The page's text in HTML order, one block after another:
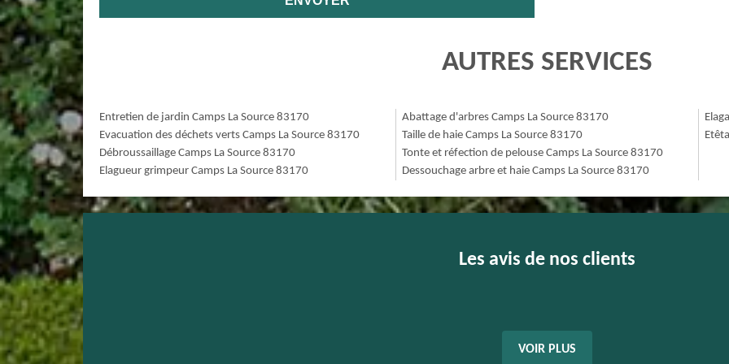
AUTRES SERVICES
Entretien de jardin Camps La Source 83170
Evacuation des déchets verts Camps La Source 83170
Débroussaillage Camps La Source 83170
Elagueur grimpeur Camps La Source 83170
Abattage d'arbres Camps La Source 83170
Taille de haie Camps La Source 83170
Tonte et réfection de pelouse Camps La Source 83170
Dessouchage arbre et haie Camps La Source 83170
Les avis de nos clients
VOIR PLUS